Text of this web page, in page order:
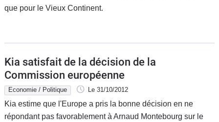
que pour le Vieux Continent.
Kia satisfait de la décision de la
Commission européenne
Economie / Politique Le 31/10/2012
Kia estime que l'Europe a pris la bonne décision en ne
répondant pas favorablement à Arnaud Montebourg sur le